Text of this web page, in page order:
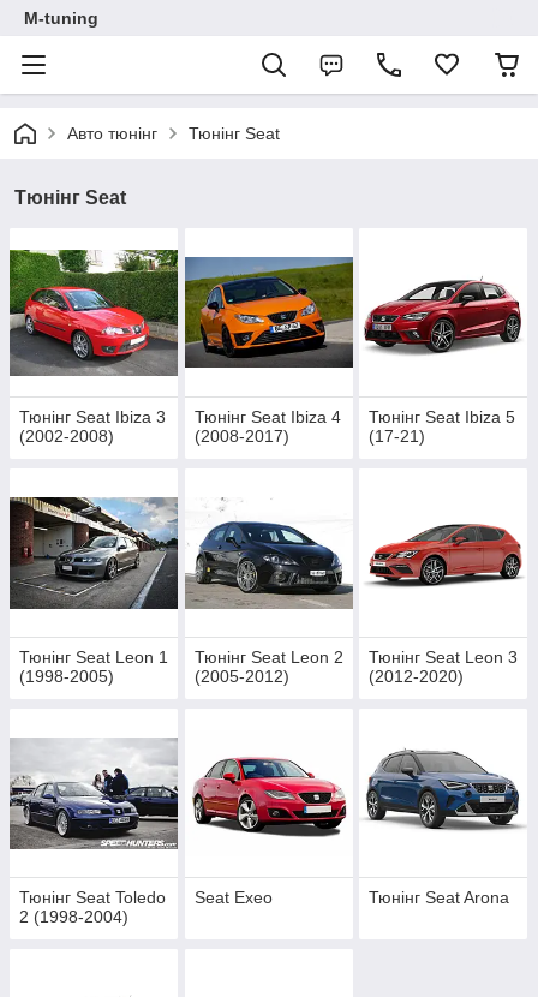
M-tuning
Авто тюнінг Тюнінг Seat
Тюнінг Seat
Тюнінг Seat Ibiza 3
(2002-2008)
Тюнінг Seat Ibiza 4
(2008-2017)
Тюнінг Seat Ibiza 5
(17-21)
Тюнінг Seat Leon 1
(1998-2005)
Тюнінг Seat Leon 2
(2005-2012)
Тюнінг Seat Leon 3
(2012-2020)
Тюнінг Seat Toledo
2 (1998-2004)
Seat Exeo Тюнінг Seat Arona